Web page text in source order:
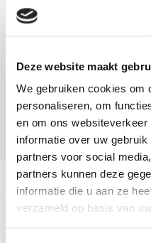
Deze website maakt
We gebruiken cookies om
personaliseren, om
en om ons
informatie over uw
partners voor social
partners kunnen deze
informatie die u aan ze
verzameld op basis van
DIRECT LEVERBAAR
DELEN:
Productomschrijving